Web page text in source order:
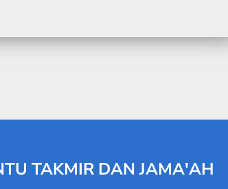
TAKMIR DAN JAMA'AH